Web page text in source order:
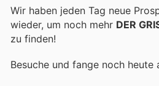
Wir haben jeden Tag neue
wieder, um noch mehr DER
zu finden!
Besuche und fange noch heute